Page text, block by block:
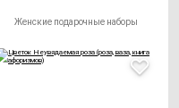
Женские подарочные наборы